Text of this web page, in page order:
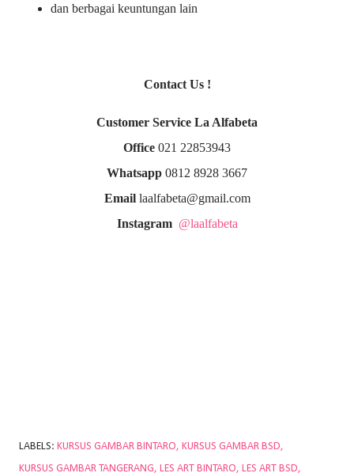
dan berbagai keuntungan lain
Contact Us !
Customer Service La Alfabeta
Office 021 22853943
Whatsapp 0812 8928 3667
Emaillaalfabeta@gmail.com
Instagram @laalfabeta
LABELS: KURSUS GAMBAR BINTARO
KURSUS GAMBAR BSD
KURSUS GAMBAR TANGERANG
LES ART BINTARO LES ART BSD